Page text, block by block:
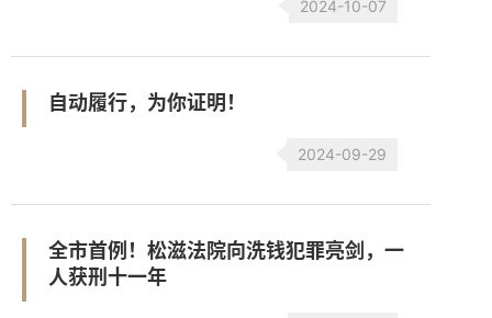
2024-10-07
自动履行，为你证明！
2024-09-29
全市首例！松滋法院向洗钱犯罪亮剑，一
人获刑十一年